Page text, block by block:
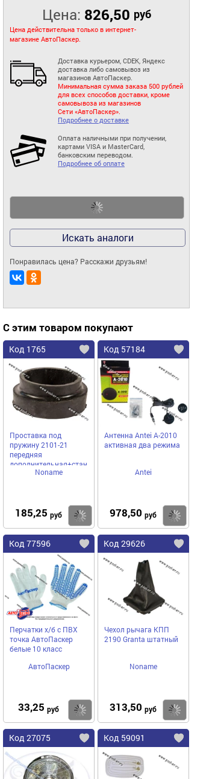
Цена: 826,50 руб
Цена действительна только в интернет-
магазине АвтоПаскер.
Доставка курьером, CDEK, Яндекс
доставка либо самовывоз из
магазинов АвтоПаскер.
Минимальная сумма заказа 500 рублей
для всех способов доставки, кроме
самовывоза из магазинов
Сети «АвтоПаскер».
Подробнее о доставке
Оплата наличными при получении,
картами VISA и MasterCard,
банковским переводом.
Подробнее об оплате
Искать аналоги
Понравилась цена? Расскажи друзьям!
С этим товаром покупают
Код 1765
Проставка под
пружину 2101-21
передняя
дополнительная+стандартная
монолит Балаково
Noname
185,25 руб Купить
Код 57184
Антенна Antei А-2010
активная два режима
Antei
978,50 руб
Код 77596
Перчатки х/б с ПВХ
точка АвтоПаскер
белые 10 класс
АвтоПаскер
33,25 руб Купить
Код 29626
Чехол рычага КПП
2190 Granta штатный
Noname
313,50 руб
Код 27075 Код 59091